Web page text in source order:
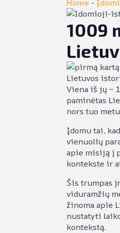
Home -
1009
Lietuvos
Viena iš jų –
paminėtas
nors tuo
Įdomu tai,
vienuolių
apie misiją į
kontekste ir
Šis trumpas
viduramžių
žinoma apie
nustatyti
kontekstą.